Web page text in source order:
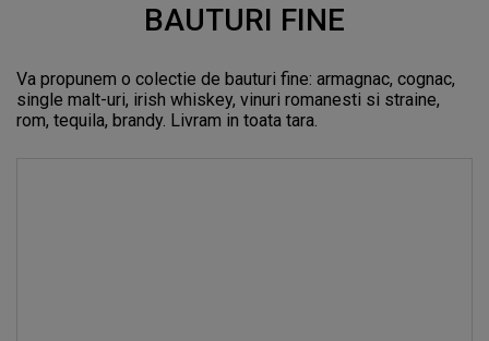
BAUTURI FINE
Va propunem o colectie de bauturi fine: armagnac, cognac,
single malt-uri, irish whiskey, vinuri romanesti si straine,
rom, tequila, brandy. Livram in toata tara.